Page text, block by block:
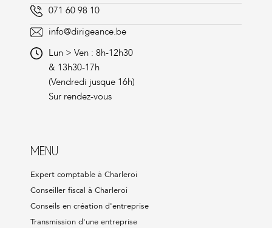
071 60 98 10
info@dirigeance.be
Lun > Ven : 8h-12h30
& 13h30-17h
(Vendredi jusque 16h)
Sur rendez-vous
MENU
Expert comptable à Charleroi
Conseiller fiscal à Charleroi
Conseils en création d'entreprise
Transmission d'une entreprise